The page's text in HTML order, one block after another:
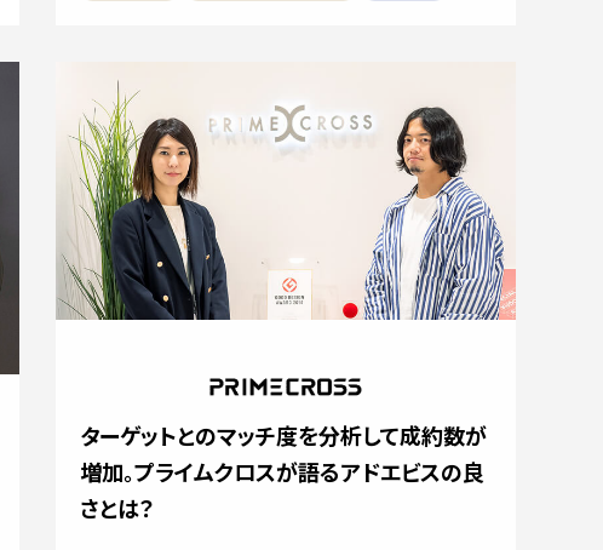
ターゲットとのマッチ度を分析して成約数が
増加。プライムクロスが語るアドエビスの良
さとは？